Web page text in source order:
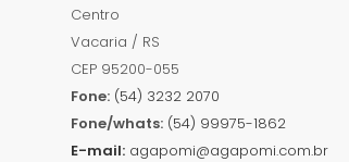
Centro
Vacaria / RS
CEP 95200-055
Fone: (54) 3232 2070
Fone/whats: (54) 99975-1862
E-mail: agapomi@agapomi.com.br